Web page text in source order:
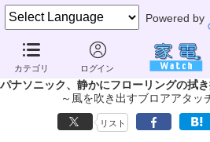
Powered by
カテゴリ ログイン
家電 Watch 生活家電 掃除機
紙パ
パナソニック、静かにフローリングの拭
～風を吹き出すブロアアタッ
リスト